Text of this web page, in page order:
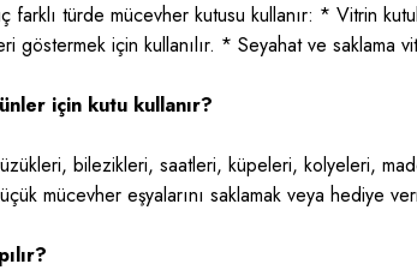
farklı türde mücevher kutusu kullanır: * Vitrin
göstermek için kullanılır. * Seyahat ve saklama
için kutu kullanır?
bilezikleri, saatleri, küpeleri, kolyeleri,
mücevher eşyalarını saklamak veya hediye